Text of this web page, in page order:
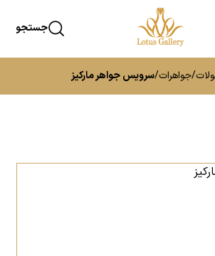
جستجو
/جواهرات/سرویس جواهر مارکیز